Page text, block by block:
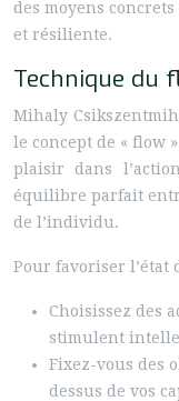
des moyens
et résiliente.
Technique du
Mihaly
le concept de « flow
plaisir dans
équilibre parfait
de l’individu.
Pour favoriser l’état
Choisissez des
stimulent
Fixez-vous des
dessus de vos